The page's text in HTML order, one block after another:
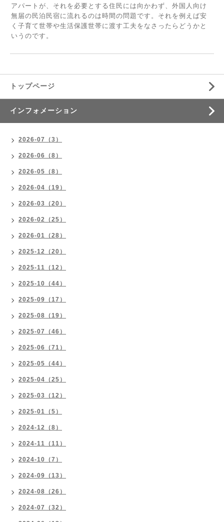
アパートが、それを必要とする住民には向かわず、外国人向け
無届の民泊民宿に流れるのは時間の問題です。それを例えば安
く子育て世帯や生活保護世帯に渡す工夫をなさったらどうかと
いうのです。
トップページ
インフォメーション
2026-07（3）
2026-06（8）
2026-05（8）
2026-04（19）
2026-03（20）
2026-02（25）
2026-01（28）
2025-12（20）
2025-11（12）
2025-10（44）
2025-09（17）
2025-08（19）
2025-07（46）
2025-06（71）
2025-05（44）
2025-04（25）
2025-03（12）
2025-01（5）
2024-12（8）
2024-11（11）
2024-10（7）
2024-09（13）
2024-08（26）
2024-07（32）